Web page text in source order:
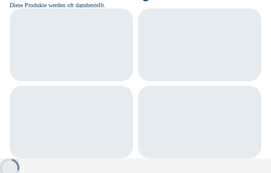
Diese Produkte werden oft dazubestellt.